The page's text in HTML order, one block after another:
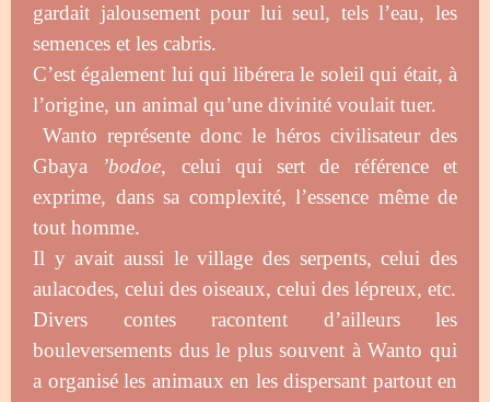
gardait jalousement pour lui seul, tels l’eau, les
semences et les cabris.
C’est également lui qui libérera le soleil qui était, à
l’origine, un animal qu’une divinité voulait tuer.
Wanto représente donc le héros civilisateur des
Gbaya
’bodoe, celui qui sert de référence et
exprime, dans sa complexité, l’essence même de
tout homme.
Il y avait aussi le village des serpents, celui des
aulacodes, celui des oiseaux, celui des lépreux, etc.
Divers contes racontent d’ailleurs les
bouleversements dus le plus souvent à Wanto qui
a organisé les animaux en les dispersant partout en